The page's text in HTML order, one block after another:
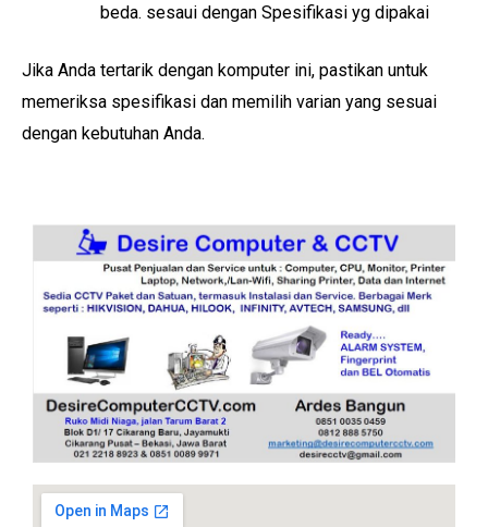
beda. sesaui dengan Spesifikasi yg dipakai
Jika Anda tertarik dengan komputer ini, pastikan untuk
memeriksa spesifikasi dan memilih varian yang sesuai
dengan kebutuhan Anda.